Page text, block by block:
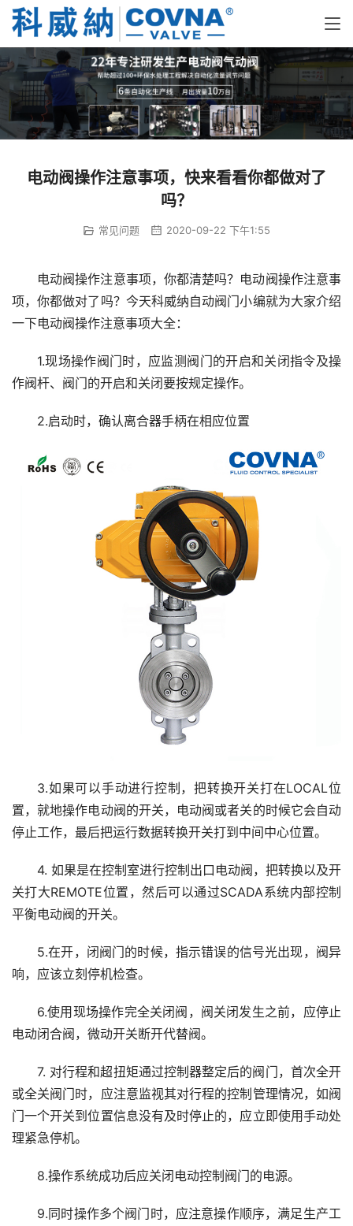
电动阀操作注意事项，快来看看你都做对了
吗？
常见问题 2020-09-22 下午1:55
电动阀操作注意事项，你都清楚吗？电动阀操作注意事
项，你都做对了吗？今天科威纳自动阀门小编就为大家介绍
一下电动阀操作注意事项大全：
1.现场操作阀门时，应监测阀门的开启和关闭指令及操
作阀杆、阀门的开启和关闭要按规定操作。
2.启动时，确认离合器手柄在相应位置
3.如果可以手动进行控制，把转换开关打在LOCAL位
置，就地操作电动阀的开关，电动阀或者关的时候它会自动
停止工作，最后把运行数据转换开关打到中间中心位置。
4. 如果是在控制室进行控制出口电动阀，把转换以及开
关打大REMOTE位置，然后可以通过SCADA系统内部控制
平衡电动阀的开关。
5.在开，闭阀门的时候，指示错误的信号光出现，阀异
响，应该立刻停机检查。
6.使用现场操作完全关闭阀，阀关闭发生之前，应停止
电动闭合阀，微动开关断开代替阀。
7. 对行程和超扭矩通过控制器整定后的阀门，首次全开
或全关阀门时，应注意监视其对行程的控制管理情况，如阀
门一个开关到位置信息没有及时停止的，应立即使用手动处
理紧急停机。
8.操作系统成功后应关闭电动控制阀门的电源。
9.同时操作多个阀门时，应注意操作顺序，满足生产工